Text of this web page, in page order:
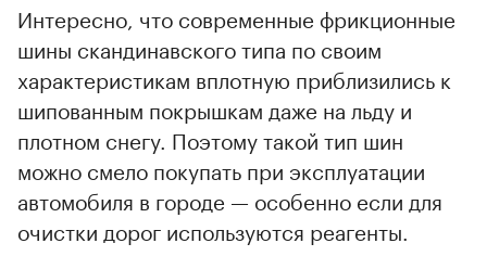
Интересно, что современные фрикционные
шины скандинавского типа по своим
характеристикам вплотную приблизились к
шипованным покрышкам даже на льду и
плотном снегу. Поэтому такой тип шин
можно смело покупать при эксплуатации
автомобиля в городе — особенно если для
очистки дорог используются реагенты.